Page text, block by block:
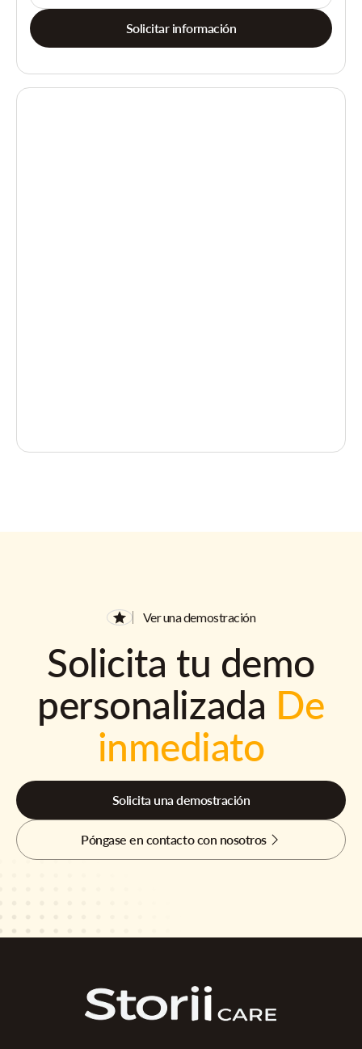
Solicitar información
Ver una demostración
Solicita tu demo
personalizada De
inmediato
Solicita una demostración
Póngase en contacto con nosotros